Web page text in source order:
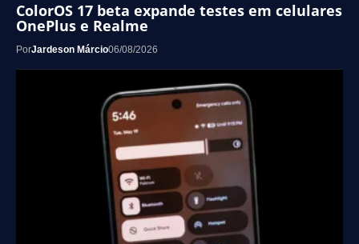
ColorOS 17 beta expande testes em celulares
OnePlus e Realme
PorJardeson Márcio06/08/2026